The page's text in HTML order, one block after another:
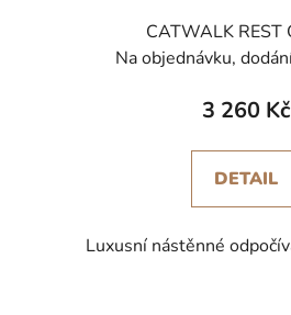
CATWALK REST
Na objednávku,
3 260 Kč
DETAIL
Luxusní nástěnné